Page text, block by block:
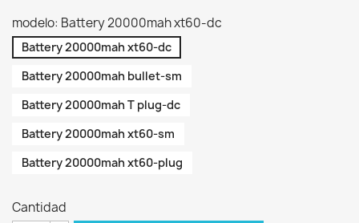
modelo: Battery 20000mah xt60-dc
Battery 20000mah xt60-dc
Battery 20000mah bullet-sm
Battery 20000mah T plug-dc
Battery 20000mah xt60-sm
Battery 20000mah xt60-plug
Cantidad